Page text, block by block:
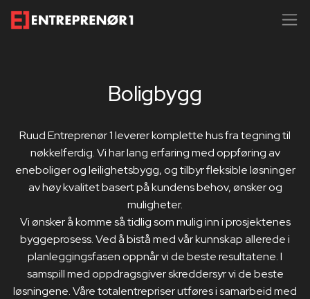
Boligbygg
Ruud Entreprenør 1 leverer komplette hus fra tegning til
nøkkelferdig. Vi har lang erfaring med oppføring av
eneboliger og leilighetsbygg, og tilbyr fleksible løsninger
av høy kvalitet basert på kundens behov, ønsker og
muligheter.
Vi ønsker å komme så tidlig som mulig inn i prosjektenes
byggeprosess. Ved å bistå med vår kunnskap allerede i
planleggingsfasen oppnår vi de beste resultatene. I
samspill med oppdragsgiver skreddersyr vi de beste
løsningene. Våre totalentrepriser utføres i samarbeid med